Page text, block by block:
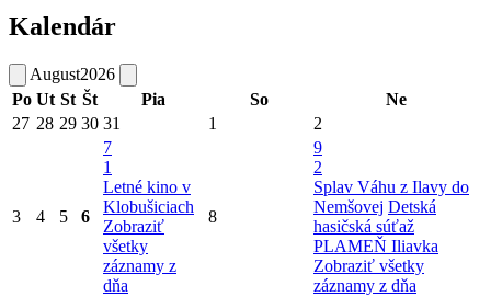
Kalendár
August2026
Po Ut St Št Pia So
Ne
27 28 29 30 31 1 2
3 4 5 6
7
1
Letné kino v
Klobušiciach
Zobraziť
všetky
záznamy z
dňa
8
9
2
Splav Váhu z Ilavy do
Nemšovej Detská
hasičská súťaž
PLAMEŇ Iliavka
Zobraziť všetky
záznamy z dňa